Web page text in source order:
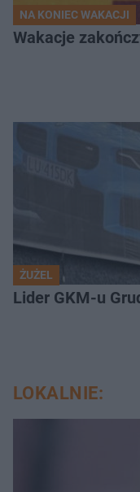
NA KONIEC WAKACJI
Wakacje
ŻUŻEL
Lider GKM-u
LOKALNIE: